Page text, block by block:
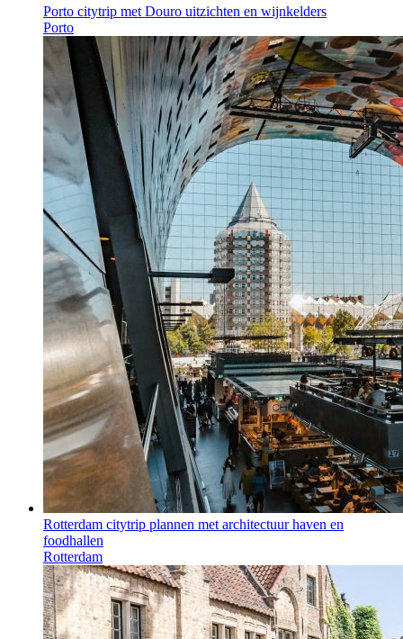
Porto citytrip met Douro uitzichten en wijnkelders
Porto
Rotterdam citytrip plannen met architectuur haven en
foodhallen
Rotterdam